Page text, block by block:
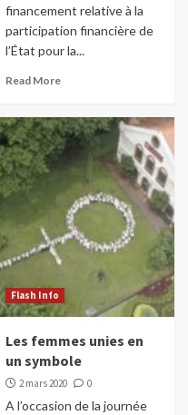
financement relative à la
participation financière de
l’État pour la...
Read More
Flash Info
Les femmes unies en
un symbole
2 mars 2020 0
A l’occasion de la journée